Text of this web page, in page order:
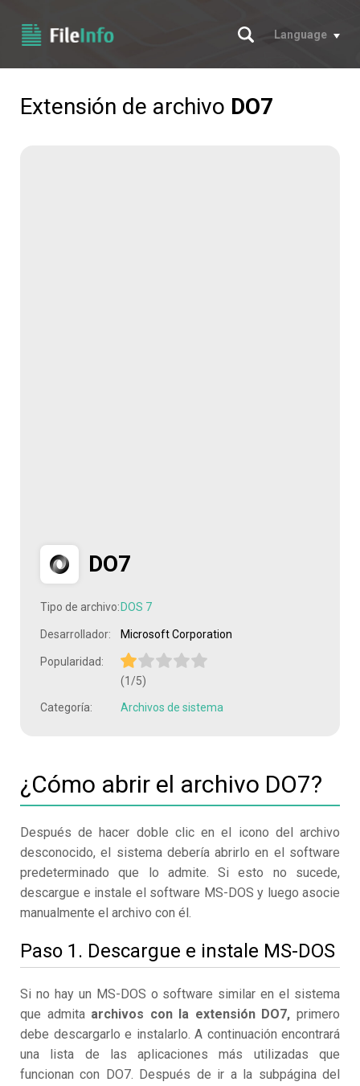
Buscar
Language
Extensión de archivo DO7
DO7
Tipo de archivo: DOS 7
Desarrollador: Microsoft Corporation
Popularidad:
(1/5)
Categoría: Archivos de sistema
¿Cómo abrir el archivo DO7?
Después de hacer doble clic en el icono del archivo
desconocido, el sistema debería abrirlo en el software
predeterminado que lo admite. Si esto no sucede,
descargue e instale el software MS-DOS y luego asocie
manualmente el archivo con él.
Paso 1. Descargue e instale MS-DOS
Si no hay un MS-DOS o software similar en el sistema
que admita archivos con la extensión DO7, primero
debe descargarlo e instalarlo. A continuación encontrará
una lista de las aplicaciones más utilizadas que
funcionan con DO7. Después de ir a la subpágina del